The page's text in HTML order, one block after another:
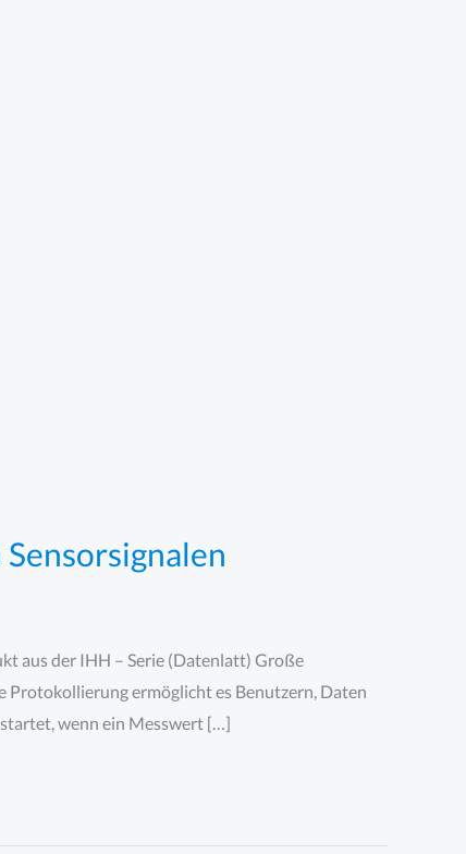
aus der IHH – Serie (Datenlatt) Große
Protokollierung ermöglicht es Benutzern, Daten
wenn ein Messwert […]